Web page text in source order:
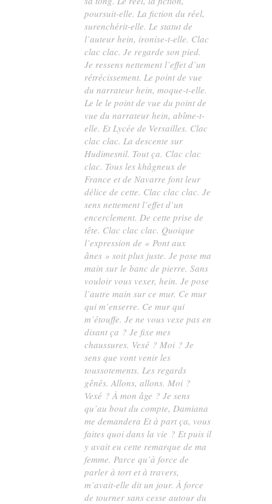
poursuit-elle. La fiction du réel,
surenchérit-elle. Le statut de
l’auteur hein, ironise-t-elle. Clac
clac clac. Je regarde son pied.
Je ressens nettement l’effet d’un
rétrécissement. Le point de vue
du narrateur hein, moque-t-elle.
Le le le point de vue du point de
vue du narrateur hein, abîme-t-
elle. Et Lycée de Versailles. Clac
clac clac. La descente sur
Hudimesnil. Tout ça. Clac clac
clac. Tous les khâgneux de
France et de Navarre font leur
délice de cette. Clac clac clac. Je
sens nettement l’effet d’un
encerclement. De cette prise de
tête. Clac clac clac. Quoique
l’expression de « Pont aux
ânes » soit plus juste. Je pose ma
main sur le banc de pierre. Sans
vouloir vous vexer, hein. Je pose
l’autre main sur ce mur. Ce mur
qui m’enserre. Ce mur qui
m’étouffe. Je ne vous vexe pas en
disant ça ? Je fixe mes
chaussures. Vexé ? Moi ? Je
sens que vont venir les
toussotements. Les regards
gênés. Allons, allons. Moi ?
Vexé ? À mon âge ? Je sens
qu’au bout du compte, Damiana
me demandera Et à part ça, vous
faitesquoi dans la vie ? Et puis il
y avait eu cette remarque de ma
femme. Parce qu’à force de
parler à tort et à travers,
m’avait-elle dit un jour. À force
de tourner sans cesse autour du